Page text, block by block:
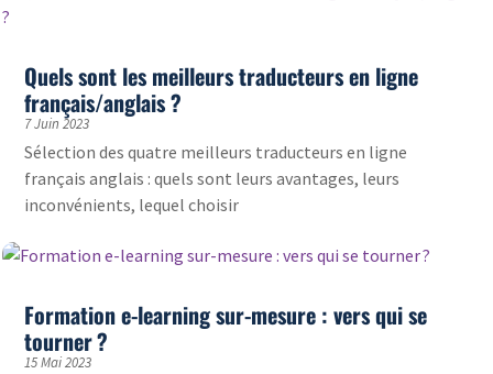
Quels sont les meilleurs traducteurs en ligne
français/anglais ?
7 Juin 2023
Sélection des quatre meilleurs traducteurs en ligne
français anglais : quels sont leurs avantages, leurs
inconvénients, lequel choisir
Formation e-learning sur-mesure : vers qui se
tourner ?
15 Mai 2023